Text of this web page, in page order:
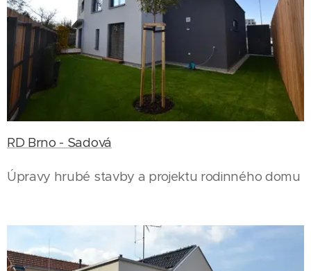
RD Brno - Sadová
Úpravy hrubé stavby a projektu rodinného domu